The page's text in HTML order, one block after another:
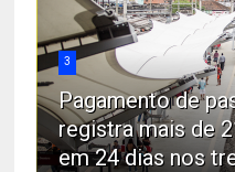
3
Pagamento de
registra mais de
em 24 dias nos